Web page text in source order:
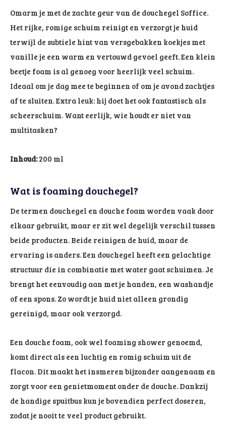
Omarm je met de zachte geur van de douchegel Soffice.
Het rijke, romige schuim reinigt en verzorgt je huid
terwijl de subtiele hint van versgebakken koekjes met
vanille je een warm en vertouwd gevoel geeft. Een klein
beetje foam is al genoeg voor heerlijk veel schuim.
Ideaal om je dag mee te beginnen of om je avond zachtjes
af te sluiten. Extra leuk: hij doet het ook fantastisch als
scheerschuim. Want eerlijk, wie houdt er niet van
multitasken?
Inhoud:200 ml
Wat is foaming douchegel?
De termen douchegel en douche foam worden vaak door
elkaar gebruikt, maar er zit wel degelijk verschil tussen
beide producten. Beide reinigen de huid, maar de
ervaring is anders. Een douchegel heeft een gelachtige
structuur die in combinatie met water gaat schuimen. Je
brengt het eenvoudig aan met je handen, een washandje
of een spons. Zo wordt je huid niet alleen grondig
gereinigd, maar ook verzorgd.
Een douche foam, ook wel foaming shower genoemd,
komt direct als een luchtig en romig schuim uit de
flacon. Dit maakt het insmeren bijzonder aangenaam en
zorgt voor een genietmoment onder de douche. Dankzij
de handige spuitbus kun je bovendien perfect doseren,
zodat je nooit te veel product gebruikt.